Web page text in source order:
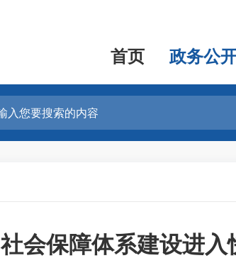
首页 政务公
社会保障体系建设进入